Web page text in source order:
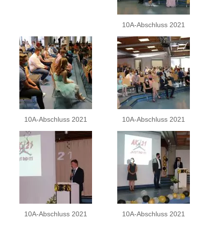
10A-Abschluss 2021
10A-Abschluss 2021 10A-Abschluss 2021
10A-Abschluss 2021 10A-Abschluss 2021